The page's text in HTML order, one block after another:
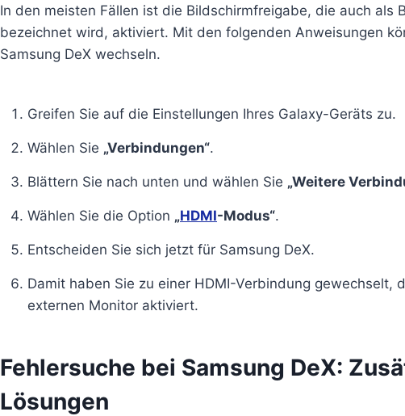
In den meisten Fällen ist die Bildschirmfreigabe, die auch als
bezeichnet wird, aktiviert. Mit den folgenden Anweisungen
Samsung DeX wechseln.
Greifen Sie auf die Einstellungen Ihres Galaxy-Geräts zu.
Wählen Sie „Verbindungen“.
Blättern Sie nach unten und wählen Sie „Weitere
Wählen Sie die Option „HDMI-Modus“.
Entscheiden Sie sich jetzt für Samsung DeX.
Damit haben Sie zu einer HDMI-Verbindung gewechselt,
externen Monitor aktiviert.
Fehlersuche bei Samsung DeX:
Lösungen